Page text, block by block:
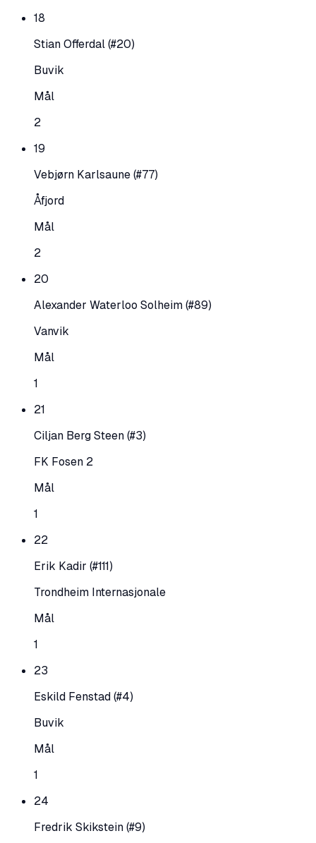
18
Stian Offerdal(#20)
Buvik
Mål
2
19
Vebjørn Karlsaune(#77)
Åfjord
Mål
2
20
Alexander Waterloo Solheim(#89)
Vanvik
Mål
1
21
Ciljan Berg Steen(#3)
FK Fosen 2
Mål
1
22
Erik Kadir (#111)
Trondheim Internasjonale
Mål
1
23
Eskild Fenstad(#4)
Buvik
Mål
1
24
Fredrik Skikstein(#9)